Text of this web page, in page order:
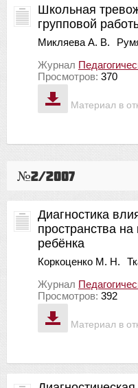
Материал в
Школьная
групповой
Микляева А. В.
Журнал
Просмотров: 370
№2/2007
Материал в
Диагностика
пространства
ребёнка
Коркоценко М. Н.
Журнал
Просмотров: 392